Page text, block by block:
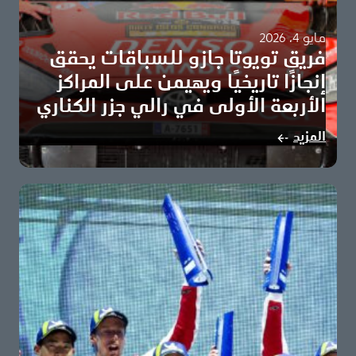
مايو 4، 2026
فريق تويوتا جازو للسباقات يحقق
إنجازًا تاريخيًا ويهيمن على المراكز
الأربعة الأولى في رالي جزر الكناري
سيباستيان أوجييه وفنسان لانديه يقودان اكتساح الفريق للمراكز
الأولى تويوتا تعزز صدارتها لبطولة الصانعين برصيد…
المزيد